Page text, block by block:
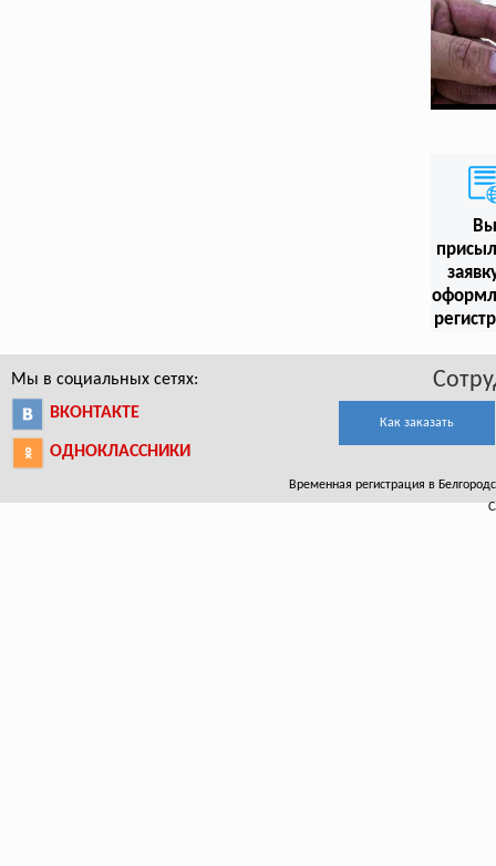
Вы
Мы в социальных сетях:
ВКОНТАКТЕ
ОДНОКЛАССНИКИ
Как заказать
Временная регистрация в